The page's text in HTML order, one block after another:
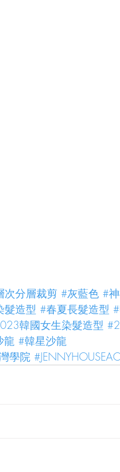
次分層裁剪 #灰藍色 #
髮造型 #春夏長髮造型
韓國女生染髮造型
龍 #韓星沙龍
學院